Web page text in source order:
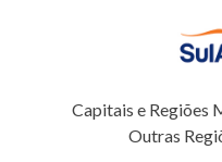
Capitais e Regiões
Outras